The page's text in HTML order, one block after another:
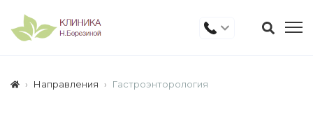
Направления Гастроэнторология